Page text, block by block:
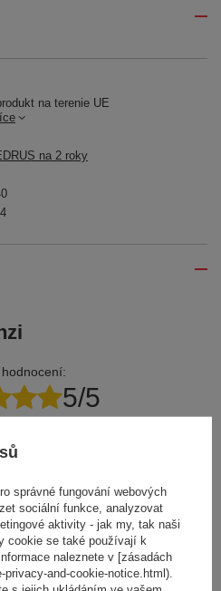
na terenie UE
na 2 roky
5/5
správné fungování webových
sociální funkce, analyzovat
aktivity - jak my, tak naši
cookie se také používají k
naleznete v [zásadách
and-cookie-notice.html).